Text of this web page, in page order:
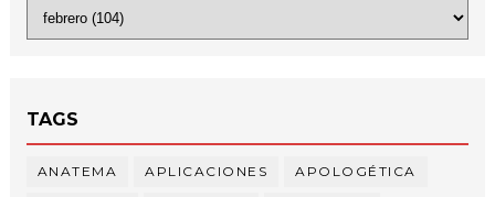
TAGS
ANATEMA APLICACIONES APOLOGÉTICA